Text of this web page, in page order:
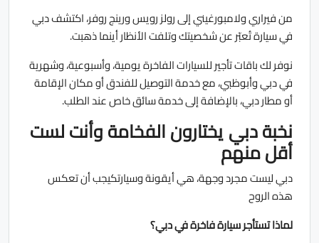
من فيراري ولامبورغيني إلى رولز رويس ورينج روفر، اكتشف دبي
في سيارة تُعبّر عن شخصيتك وتلفت الأنظار أينما ذهبت.
نوفر لك باقات تأجير للسيارات الفاخرة يومية، وأسبوعية، وشهرية
في دبي وأبوظبي، مع خدمة التوصيل للفندق أو مكان الإقامة
أو مطار دبي، بالإضافة إلى خدمة سائق خاص عند الطلب.
نخبة دبي يختارون الفخامة وأنت لست
أقل منهم
دبي ليست مجرد وجهة، هي أيقونة وسيارتكيجب أن تعكس
هذه الروح
لماذا تستأجر سيارة فاخرة في دبي؟